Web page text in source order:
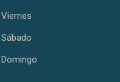
Viernes
Sábado
Domingo